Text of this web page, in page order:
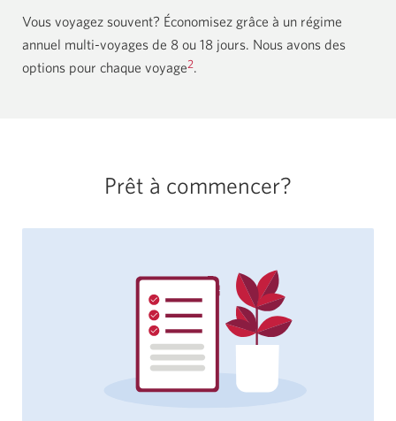
Vous voyagez souvent? Économisez grâce à un régime
annuel multi-voyages de 8 ou 18 jours. Nous avons des
options pour chaque voyage2.
Prêt à commencer?